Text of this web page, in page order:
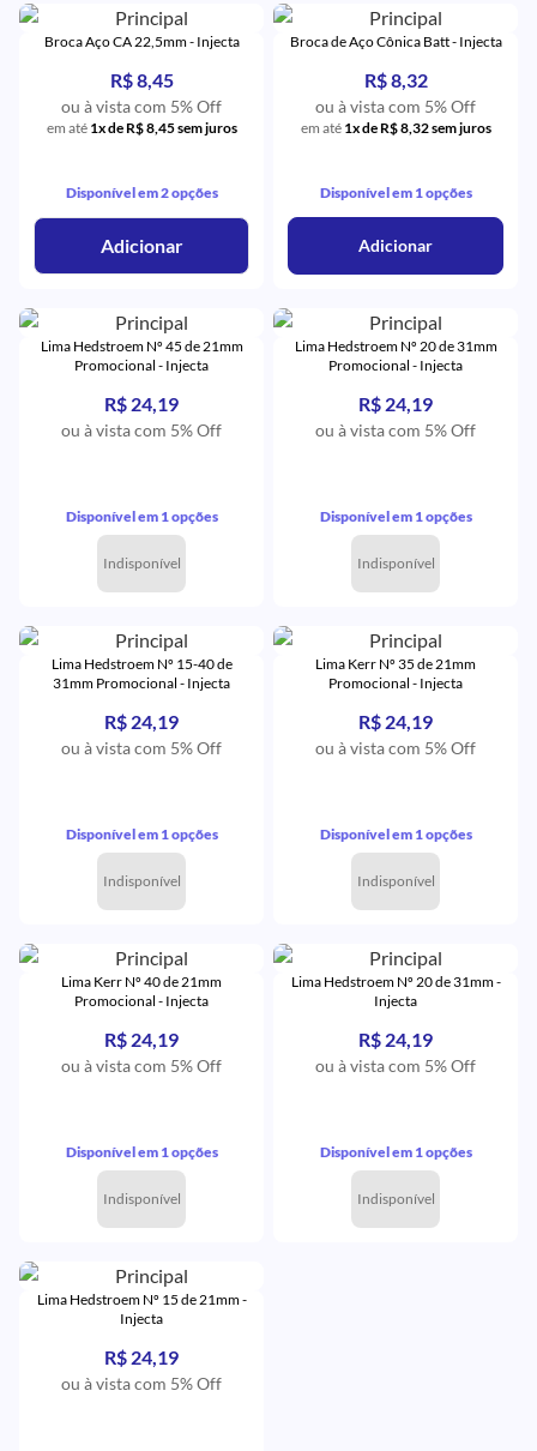
Broca Aço CA 22,5mm - Injecta
R$ 8,45
ou à vista com 5% Off
em até 1x de R$ 8,45 sem juros
Disponível em 2 opções
Adicionar
Broca de Aço Cônica Batt - Injecta
R$ 8,32
ou à vista com 5% Off
em até 1x de R$ 8,32 sem juros
Disponível em 1 opções
Adicionar
Lima Hedstroem Nº 45 de 21mm
Promocional - Injecta
R$ 24,19
ou à vista com 5% Off
Disponível em 1 opções
Indisponível
Lima Hedstroem Nº 20 de 31mm
Promocional - Injecta
R$ 24,19
ou à vista com 5% Off
Disponível em 1 opções
Indisponível
Lima Hedstroem Nº 15-40 de
31mm Promocional - Injecta
R$ 24,19
ou à vista com 5% Off
Disponível em 1 opções
Indisponível
Lima Kerr Nº 35 de 21mm
Promocional - Injecta
R$ 24,19
ou à vista com 5% Off
Disponível em 1 opções
Indisponível
Lima Kerr Nº 40 de 21mm
Promocional - Injecta
R$ 24,19
ou à vista com 5% Off
Disponível em 1 opções
Indisponível
Lima Hedstroem Nº 20 de 31mm -
Injecta
R$ 24,19
ou à vista com 5% Off
Disponível em 1 opções
Indisponível
Lima Hedstroem Nº 15 de 21mm -
Injecta
R$ 24,19
ou à vista com 5% Off